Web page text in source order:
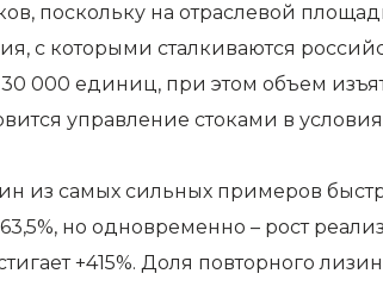
поскольку на отраслевой
с которыми сталкиваются
000 единиц, при этом объем
управление стоками в
из самых сильных примеров
но одновременно – рост
+415%. Доля повторного